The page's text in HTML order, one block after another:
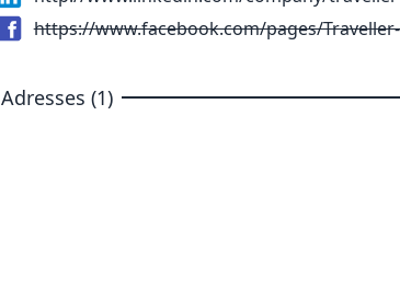
https://www.facebook.com/pages/
Adresses (1)